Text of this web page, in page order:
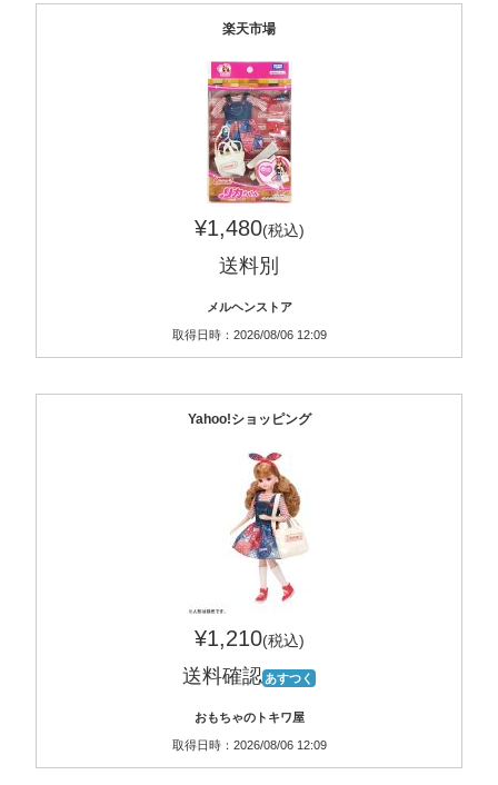
楽天市場
¥1,480(税込)
送料別
メルヘンストア
取得日時：2026/08/06 12:09
Yahoo!ショッピング
¥1,210(税込)
送料確認 あすつく
おもちゃのトキワ屋
取得日時：2026/08/06 12:09